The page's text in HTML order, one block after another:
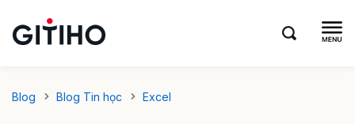
Blog Blog Tin học Excel